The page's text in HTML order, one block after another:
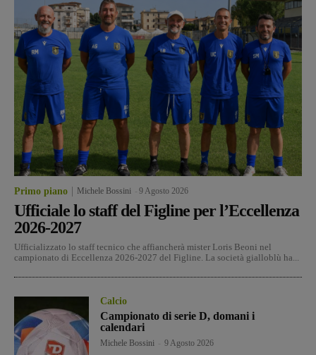
Primo piano Michele Bossini 9 Agosto 2026
Ufficiale lo staff del Figline per l’Eccellenza
2026-2027
Ufficializzato lo staff tecnico che affiancherà mister Loris Beoni nel
campionato di Eccellenza 2026-2027 del Figline. La società gialloblù ha...
Calcio
Campionato di serie D, domani i
calendari
Michele Bossini 9 Agosto 2026